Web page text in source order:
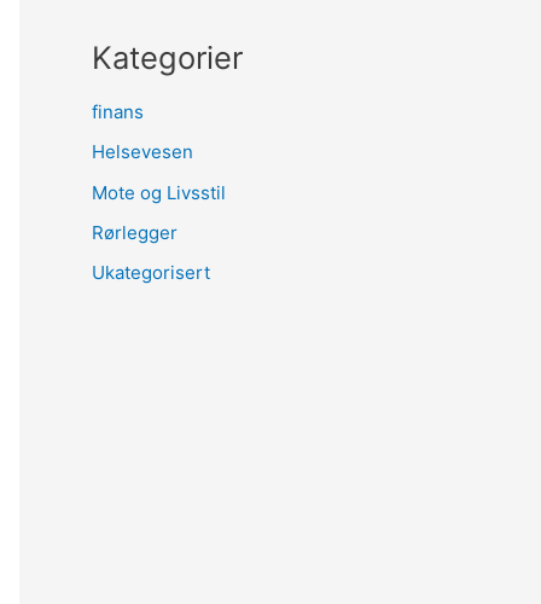
Kategorier
finans
Helsevesen
Mote og Livsstil
Rørlegger
Ukategorisert